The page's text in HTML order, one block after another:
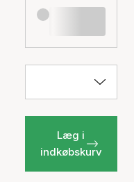
Læg i
indkøbskurv